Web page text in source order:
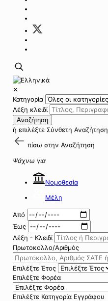
✕
Κατηγορία
Λέξη κλειδί
Αναζήτηση
ή επιλέξτε Σύνθετη Αναζήτηση
πίσω στην Αναζήτηση
Ψάχνω για
Νομοθεσία
Μέλη
Από
Έως
Λέξη - Κλειδί
Πρωτοκολλο/Αριθμός
Επιλέξτε Έτος
Επιλέξτε Φορέα
Επιλέξτε Κατηγορία Εγγράφου